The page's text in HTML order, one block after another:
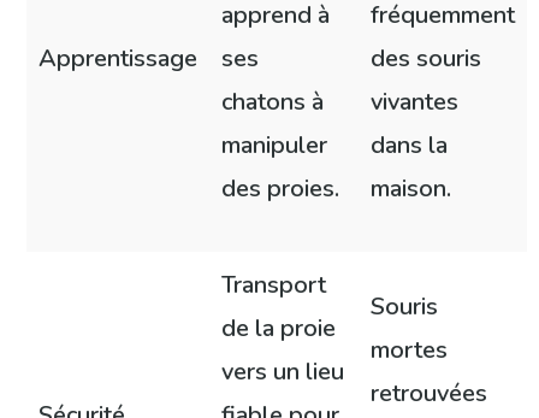
Apprentissage
apprend à
ses
chatons à
manipuler
des proies.
fréquemment
des souris
vivantes
dans la
maison.
Transport
de la proie
vers un lieu
Souris
mortes
retrouvées